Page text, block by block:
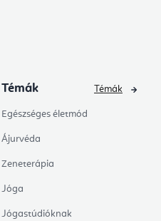
Témák
Egészséges életmód
Ájurvéda
Zeneterápia
Jóga
Jógastúdióknak
Témák